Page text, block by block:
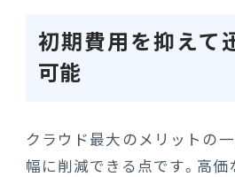
初期費用を抑えて
可能
クラウド最大のメリットの
幅に削減できる点です。高